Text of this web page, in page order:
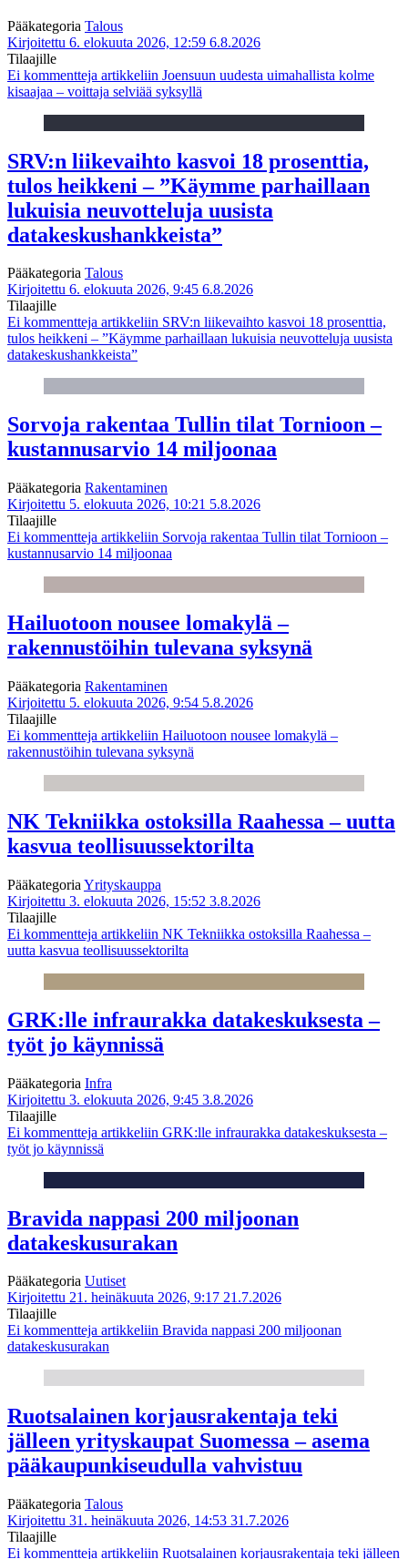
Pääkategoria Talous
Kirjoitettu 6. elokuuta 2026, 12:59 6.8.2026
Tilaajille
Ei kommentteja artikkeliin Joensuun uudesta uimahallista kolme
kisaajaa – voittaja selviää syksyllä
SRV:n liikevaihto kasvoi 18 prosenttia,
tulos heikkeni – ”Käymme parhaillaan
lukuisia neuvotteluja uusista
datakeskushankkeista”
Pääkategoria Talous
Kirjoitettu 6. elokuuta 2026, 9:45 6.8.2026
Tilaajille
Ei kommentteja artikkeliin SRV:n liikevaihto kasvoi 18 prosenttia,
tulos heikkeni – ”Käymme parhaillaan lukuisia neuvotteluja uusista
datakeskushankkeista”
Sorvoja rakentaa Tullin tilat Tornioon –
kustannusarvio 14 miljoonaa
Pääkategoria Rakentaminen
Kirjoitettu 5. elokuuta 2026, 10:21 5.8.2026
Tilaajille
Ei kommentteja artikkeliin Sorvoja rakentaa Tullin tilat Tornioon –
kustannusarvio 14 miljoonaa
Hailuotoon nousee lomakylä –
rakennustöihin tulevana syksynä
Pääkategoria Rakentaminen
Kirjoitettu 5. elokuuta 2026, 9:54 5.8.2026
Tilaajille
Ei kommentteja artikkeliin Hailuotoon nousee lomakylä –
rakennustöihin tulevana syksynä
NK Tekniikka ostoksilla Raahessa – uutta
kasvua teollisuussektorilta
Pääkategoria Yrityskauppa
Kirjoitettu 3. elokuuta 2026, 15:52 3.8.2026
Tilaajille
Ei kommentteja artikkeliin NK Tekniikka ostoksilla Raahessa –
uutta kasvua teollisuussektorilta
GRK:lle infraurakka datakeskuksesta –
työt jo käynnissä
Pääkategoria Infra
Kirjoitettu 3. elokuuta 2026, 9:45 3.8.2026
Tilaajille
Ei kommentteja artikkeliin GRK:lle infraurakka datakeskuksesta –
työt jo käynnissä
Bravida nappasi 200 miljoonan
datakeskusurakan
Pääkategoria Uutiset
Kirjoitettu 21. heinäkuuta 2026, 9:17 21.7.2026
Tilaajille
Ei kommentteja artikkeliin Bravida nappasi 200 miljoonan
datakeskusurakan
Ruotsalainen korjausrakentaja teki
jälleen yrityskaupat Suomessa – asema
pääkaupunkiseudulla vahvistuu
Pääkategoria Talous
Kirjoitettu 31. heinäkuuta 2026, 14:53 31.7.2026
Tilaajille
Ei kommentteja artikkeliin Ruotsalainen korjausrakentaja teki jälleen